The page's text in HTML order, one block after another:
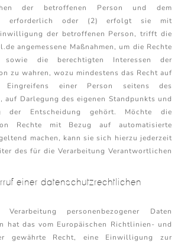
der betroffenen Person und dem
erforderlich oder (2) erfolgt sie mit
der betroffenen Person, trifft die
angemessene Maßnahmen, um die Rechte
sowie die berechtigten Interessen der
zu wahren, wozu mindestens das Recht auf
Eingreifens einer Person seitens des
auf Darlegung des eigenen Standpunkts und
der Entscheidung gehört. Möchte die
Rechte mit Bezug auf automatisierte
machen, kann sie sich hierzu jederzeit
des für die Verarbeitung Verantwortlichen
einer datenschutzrechtlichen
personenbezogener Daten
hat das vom Europäischen Richtlinien- und
gewährte Recht, eine Einwilligung zur